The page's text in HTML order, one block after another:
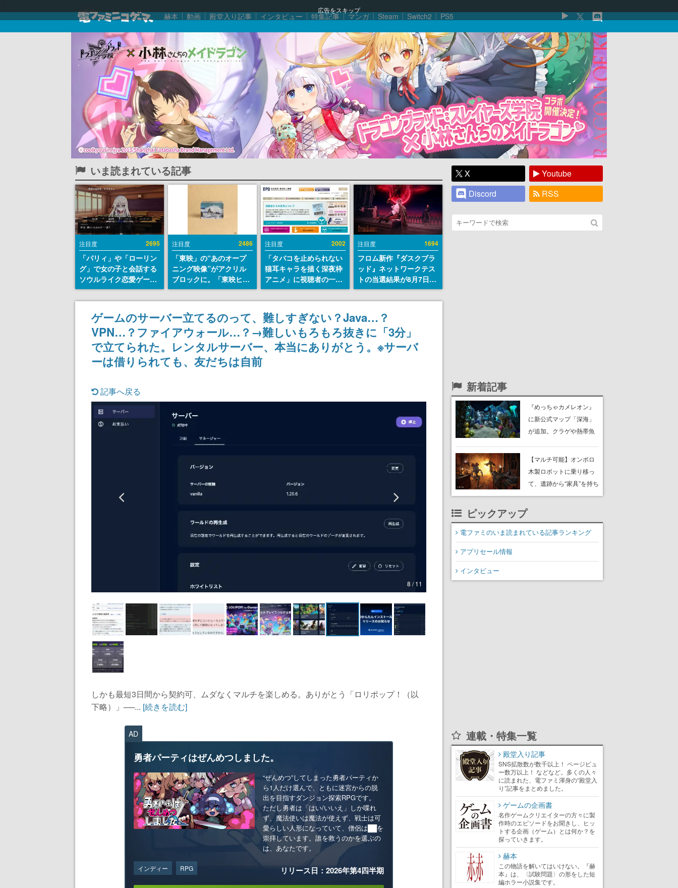
広告をスキップ
赫本 動画 殿堂入り記事 インタビュー 特集記事 マンガ Steam Switch2 PS5
いま読まれている記事
注目度 2695
「パリィ」や「ローリン
グ」で女の子と会話する
ソウルライク恋愛ゲーム
『小早川さんはソウルラ
イク』無料公開。返事に
失敗すると「YOU
DIED」
注目度 2486
「東映」の“あのオープ
ニング映像”がアクリル
ブロックに。「東映ヒス
トリカル グッズコレクシ
ョン」が8月下旬より発
注目度 2002
「タバコを止められない
猫耳キャラを描く深夜枠
アニメ」に視聴者の一部
から批判意見。違法薬物
の使用と思しき描写も含
めて、BPOが議論を交わ
す
注目度 1694
フロム新作『ダスクブラ
ッド』ネットワークテス
トの当選結果が8月7日22
時に発表。応募サイトの
マイページから確認可
能、テスト実施は8月21
日～24日
ゲームのサーバー立てるのって、難しすぎない？Java…？
VPN…？ファイアウォール…？→難しいもろもろ抜きに「3分」
で立てられた。レンタルサーバー、本当にありがとう。※サーバ
ーは借りられても、友だちは自前
記事へ戻る
8 / 11
しかも最短3日間から契約可、ムダなくマルチを楽しめる。ありがとう「ロリポップ！（以
下略）」──... [続きを読む]
AD
勇者パーティはぜんめつしました。
“ぜんめつ”してしまった勇者パーティか
ら1人だけ選んで、ともに迷宮からの脱
出を目指すダンジョン探索RPGです。
ただし勇者は「はい/いいえ」しか喋れ
ず、魔法使いは魔法が使えず、戦士は可
愛らしい人形になっていて、僧侶は██を
崇拝しています。誰を救うのかを選ぶの
は、あなたです。
インディー RPG リリース日：2026年第4四半期
X
Youtube
Discord
RSS
新着記事
『めっちゃカメレオン』
に新公式マップ「深海」
が追加。クラゲや熱帯魚
や大きな貝も
【マルチ可能】オンボロ
木製ロボットに乗り移っ
て、遺跡から“家具”を持ち
帰るホラーアクションゲ
売。迫る“腐敗”から逃げ延
び、持ち帰った家具で基
ピックアップ
電ファミのいま読まれている記事ランキング
アプリセール情報
インタビュー
連載・特集一覧
殿堂入り記事
SNS拡散数が数千以上！ ページビュ
ー数万以上！ などなど。多くの人々
に読まれた、電ファミ渾身の“殿堂入
り”記事をまとめました。
ゲームの企画書
名作ゲームクリエイターの方々に製
作時のエピソードをお聞きし、ヒッ
トする企画（ゲーム）とは何か？を
探っていきます。
赫本
この物語を解いてはいけない。『赫
本』は、〈試験問題〉の形をした短
編ホラー小説集です。